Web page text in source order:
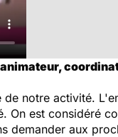
notre activité.
On est considéré
demander aux